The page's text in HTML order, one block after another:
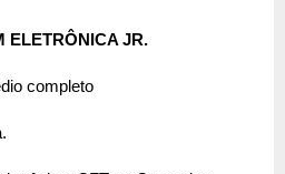
ELETRÔNICA JR.
completo